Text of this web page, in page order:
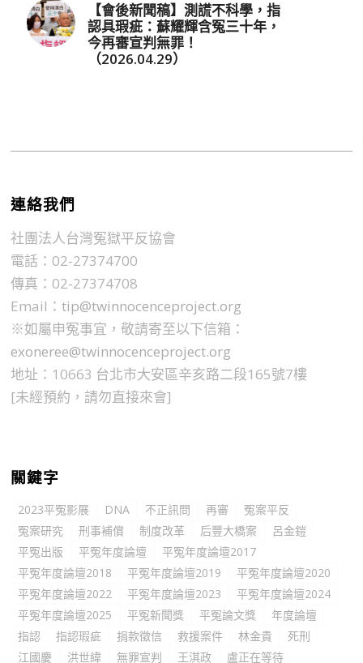
【會後新聞稿】測謊不科學，指
認具瑕疵：蘇耀輝含冤三十年，
今再審宣判無罪！
（2026.04.29）
連絡我們
社團法人台灣冤獄平反協會
電話：02-27374700
傳真：02-27374708
Email：tip@twinnocenceproject.org
※如屬申冤事宜，敬請寄至以下信箱：
exoneree@twinnocenceproject.org
地址：10663 台北市大安區辛亥路二段165號7樓
[未經預約，請勿直接來會]
關鍵字
2023平冤影展 DNA 不正訊問 再審
冤案平反
冤案研究
刑事補償 制度改革 后豐大橋案
呂金鎧
平冤出版
平冤年度論壇
平冤年度論壇2017
平冤年度論壇2018
平冤年度論壇2019
平冤年度論壇2020
平冤年度論壇2022
平冤年度論壇2023
平冤年度論壇2024
平冤年度論壇2025
平冤新聞獎 平冤論文獎
年度論壇
指認
指認瑕疵 捐款徵信 救援案件 林金貴
死刑
江國慶
洪世緯 無罪宣判 王淇政 盧正在等待